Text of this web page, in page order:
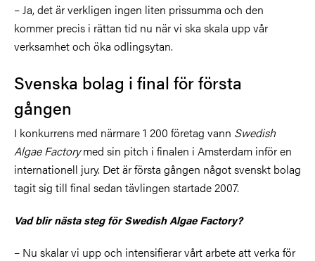
– Ja, det är verkligen ingen liten prissumma och den
kommer precis i rättan tid nu när vi ska skala upp vår
verksamhet och öka odlingsytan.
Svenska bolag i final för första
gången
I konkurrens med närmare 1 200 företag vann Swedish
Algae Factorymed sin pitch i finalen i Amsterdam inför en
internationell jury. Det är första gången något svenskt bolag
tagit sig till final sedan tävlingen startade 2007.
Vad blir nästa steg för Swedish Algae Factory?
– Nu skalar vi upp och intensifierar vårt arbete att verka för